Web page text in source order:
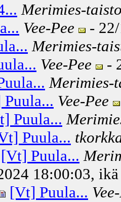
Merimies-
Vee-Pee
-
Merimies-
Vee-Pee
-
Merimies-
Vee-Pee
Puula...
Puula...
[Vt] Puula...
18:00:03, ikä
[Vt] Puula...